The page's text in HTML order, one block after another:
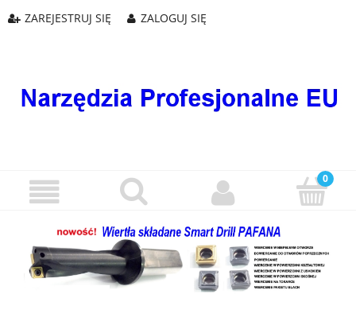
ZAREJESTRUJ SIĘ ZALOGUJ SIĘ